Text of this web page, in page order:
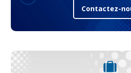
Contactez-